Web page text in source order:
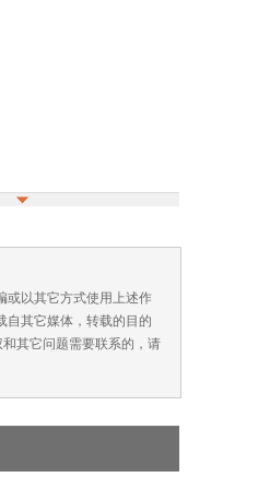
或以其它方式使用上述作
自其它媒体，转载的目的
其它问题需要联系的，请